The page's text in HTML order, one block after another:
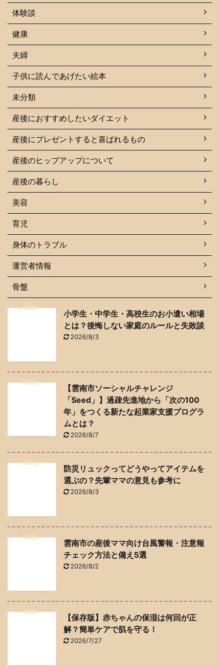
体験談
健康
夫婦
子供に読んであげたい絵本
未分類
産後におすすめしたいダイエット
産後にプレゼントすると喜ばれるもの
産後のヒップアップについて
産後の暮らし
美容
育児
身体のトラブル
運営者情報
骨盤
小学生・中学生・高校生のお小遣い相場
とは？後悔しない家庭のルールと失敗談
2026/8/3
【雲南市ソーシャルチャレンジ
「Seed」】過疎先進地から「次の100
年」をつくる新たな起業家支援プログラ
ムとは？
2026/8/7
防災リュックってどうやってアイテムを
選ぶの？先輩ママの意見も参考に
2026/8/3
雲南市の産後ママ向け台風警報・注意報
チェック方法と備え5選
2026/8/2
【保存版】赤ちゃんの保湿は何回が正
解？簡単ケアで肌を守る！
2026/7/27